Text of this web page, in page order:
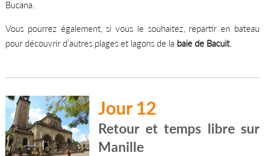
Bucana.
Vous pourrez également, si vous le souhaitez, repartir en bateau
pour découvrir d’autres plages et lagons de la baie de Bacuit.
Jour 12
Retour et temps libre sur
Manille